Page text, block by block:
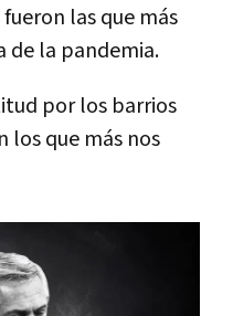
las que más
la pandemia.
por los barrios
los que más nos